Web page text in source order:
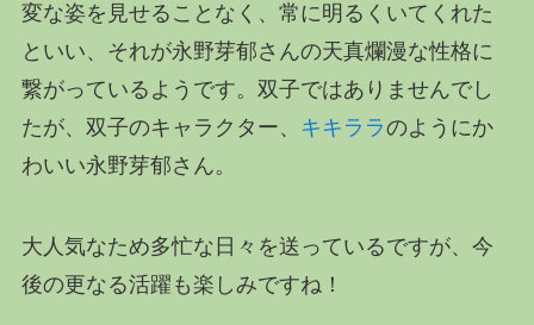
変な姿を見せることなく、常に明るくいてくれた
といい、それが永野芽郁さんの天真爛漫な性格に
繋がっているようです。双子ではありませんでし
たが、双子のキャラクター、 キキララのようにか
わいい永野芽郁さん。
大人気なため多忙な日々を送っているですが、今
後の更なる活躍も楽しみですね！